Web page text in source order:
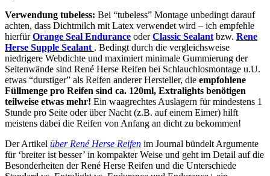
Verwendung tubeless: Bei “tubeless” Montage unbedingt darauf
achten, dass Dichtmilch mit Latex verwendet wird – ich empfehle
hierfürOrange Seal Endurance oderClassic Sealant bzw. Rene
Herse Supple Sealant . Bedingt durch die vergleichsweise
niedrigere Webdichte und maximiert minimale Gummierung der
Seitenwände sind René Herse Reifen bei Schlauchlosmontage u.U.
etwas “durstiger” als Reifen anderer Hersteller, die empfohlene
Füllmenge pro Reifen sind ca. 120ml, Extralights benötigen
teilweise etwas mehr! Ein waagrechtes Auslagern für mindestens 1
Stunde pro Seite oder über Nacht (z.B. auf einem Eimer) hilft
meistens dabei die Reifen von Anfang an dicht zu bekommen!
Der Artikel über René Herse Reifen im Journal bündelt Argumente
für ‘breiter ist besser’ in kompakter Weise und geht im Detail auf die
Besonderheiten der René Herse Reifen und die Unterschiede